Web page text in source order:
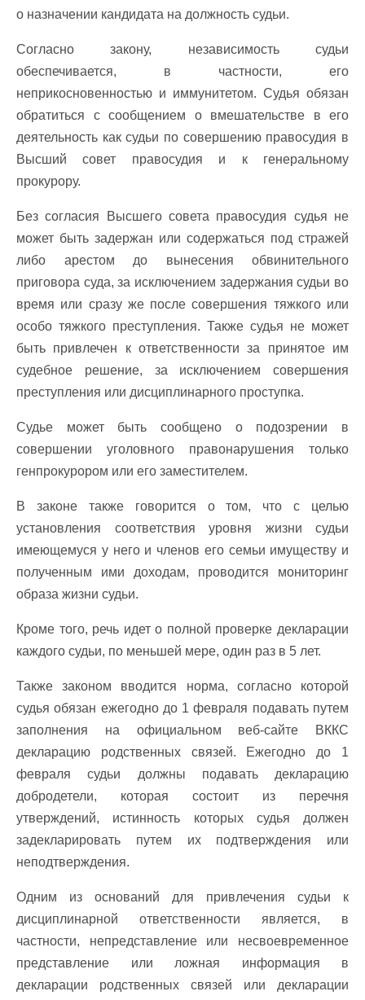
о назначении кандидата на должность судьи.
Согласно закону, независимость судьи
обеспечивается, в частности, его
неприкосновенностью и иммунитетом. Судья обязан
обратиться с сообщением о вмешательстве в его
деятельность как судьи по совершению правосудия в
Высший совет правосудия и к генеральному
прокурору.
Без согласия Высшего совета правосудия судья не
может быть задержан или содержаться под стражей
либо арестом до вынесения обвинительного
приговора суда, за исключением задержания судьи во
время или сразу же после совершения тяжкого или
особо тяжкого преступления. Также судья не может
быть привлечен к ответственности за принятое им
судебное решение, за исключением совершения
преступления или дисциплинарного проступка.
Судье может быть сообщено о подозрении в
совершении уголовного правонарушения только
генпрокурором или его заместителем.
В законе также говорится о том, что с целью
установления соответствия уровня жизни судьи
имеющемуся у него и членов его семьи имуществу и
полученным ими доходам, проводится мониторинг
образа жизни судьи.
Кроме того, речь идет о полной проверке декларации
каждого судьи, по меньшей мере, один раз в 5 лет.
Также законом вводится норма, согласно которой
судья обязан ежегодно до 1 февраля подавать путем
заполнения на официальном веб-сайте ВККС
декларацию родственных связей. Ежегодно до 1
февраля судьи должны подавать декларацию
добродетели, которая состоит из перечня
утверждений, истинность которых судья должен
задекларировать путем их подтверждения или
неподтверждения.
Одним из оснований для привлечения судьи к
дисциплинарной ответственности является, в
частности, непредставление или несвоевременное
представление или ложная информация в
декларации родственных связей или декларации